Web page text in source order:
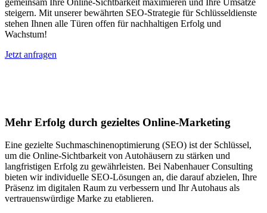
steigern. Mit unserer bewährten SEO-Strategie für Schlüsseldienste
stehen Ihnen alle Türen offen für nachhaltigen Erfolg und
Wachstum!
Jetzt anfragen
Mehr Erfolg durch gezieltes Online-Marketing
Eine gezielte Suchmaschinenoptimierung (SEO) ist der Schlüssel,
um die Online-Sichtbarkeit von Autohäusern zu stärken und
langfristigen Erfolg zu gewährleisten. Bei Nabenhauer Consulting
bieten wir individuelle SEO-Lösungen an, die darauf abzielen, Ihre
Präsenz im digitalen Raum zu verbessern und Ihr Autohaus als
vertrauenswürdige Marke zu etablieren.